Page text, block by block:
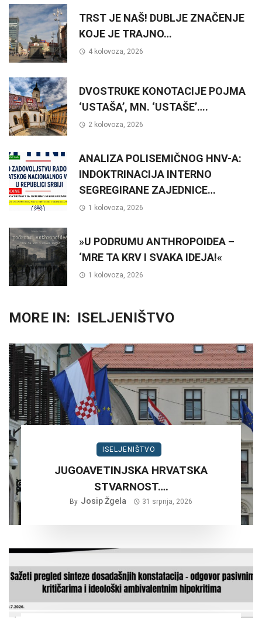
TRST JE NAŠ! DUBLJE ZNAČENJE
KOJE JE TRAJNO…
4 kolovoza, 2026
DVOSTRUKE KONOTACIJE POJMA
‘USTAŠA’, MN. ‘USTAŠE’….
2 kolovoza, 2026
ANALIZA POLISEMIČNOG HNV-A:
INDOKTRINACIJA INTERNO
SEGREGIRANE ZAJEDNICE…
1 kolovoza, 2026
»U PODRUMU ANTHROPOIDEA –
‘MRE TA KRV I SVAKA IDEJA!«
1 kolovoza, 2026
MORE IN: ISELJENIŠTVO
ISELJENIŠTVO
JUGOAVETINJSKA HRVATSKA
STVARNOST….
By Josip Žgela 31 srpnja, 2026